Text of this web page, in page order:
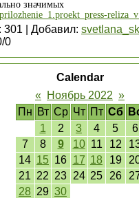
значимых
: 301 Добавил:
/0
Calendar
« Ноябрь 2022 »
Пн Вт Ср Чт Пт Сб
1
2 3 4 5
6
7
8 9 10 11 12
14 15 16 17 18 19
21 22 23 24 25 26
28 29 30